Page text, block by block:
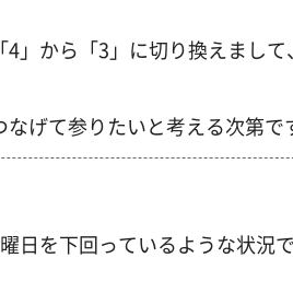
」から「3」に切り換えまし
げて参りたいと考える次第で
日を下回っているような状況